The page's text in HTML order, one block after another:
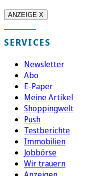
ANZEIGE X
SERVICES
Newsletter
Abo
E-Paper
Meine Artikel
Shoppingwelt
Push
Testberichte
Immobilien
Jobbörse
Wir trauern